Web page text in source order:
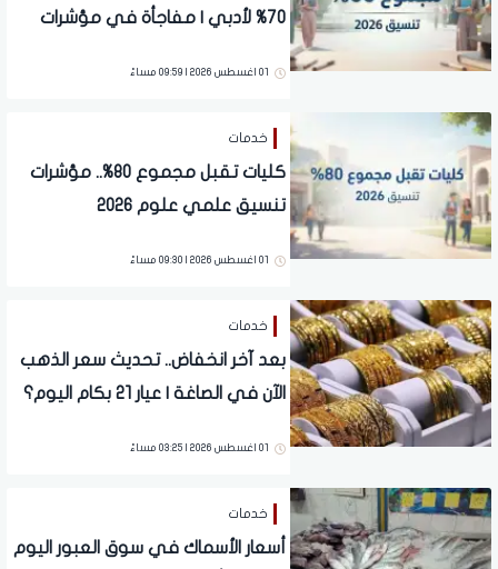
70% لأدبي | مفاجأة في مؤشرات
01 اغسطس 2026 | 09:59 مساءً
خدمات
كليات تقبل مجموع 80%.. مؤشرات
تنسيق علمي علوم 2026
01 اغسطس 2026 | 09:30 مساءً
خدمات
بعد آخر انخفاض.. تحديث سعر الذهب
الآن في الصاغة | عيار 21 بكام اليوم؟
01 اغسطس 2026 | 03:25 مساءً
خدمات
أسعار الأسماك في سوق العبور اليوم